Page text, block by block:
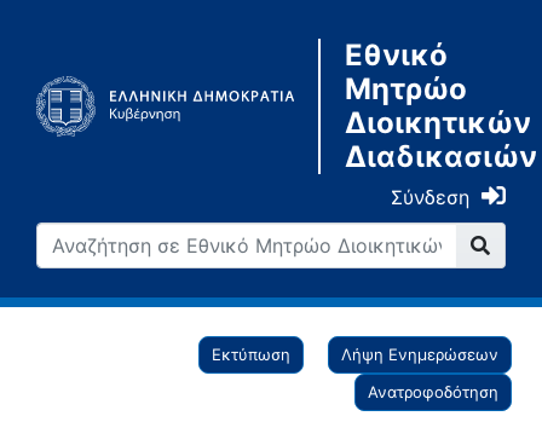
Εθνικό
Μητρώο
Διοικητικών
Διαδικασιών
Σύνδεση
Εκτύπωση
Λήψη Ενημερώσεων
Ανατροφοδότηση